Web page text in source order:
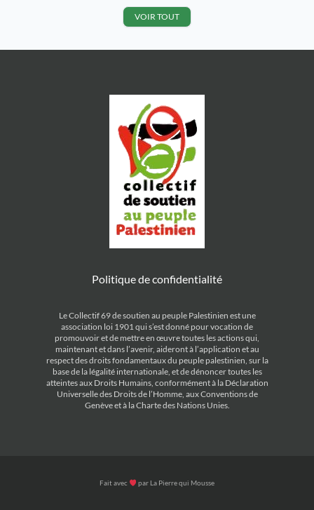
conditions normales de liberté
polémique pour le maire Grégory
Doucet (Le Progrès de Lyon) […]
VOIR TOUT
Politique de confidentialité
Le Collectif 69 de soutien au peuple Palestinien est une
association loi 1901 qui s’est donné pour vocation de
promouvoir et de mettre en œuvre toutes les actions qui,
maintenant et dans l’avenir, aideront à l’application et au
respect des droits fondamentaux du peuple palestinien, sur la
base de la légalité internationale, et de dénoncer toutes les
atteintes aux Droits Humains, conformément à la Déclaration
Universelle des Droits de l’Homme, aux Conventions de
Genève et à la Charte des Nations Unies.
Fait avec par La Pierre qui Mousse